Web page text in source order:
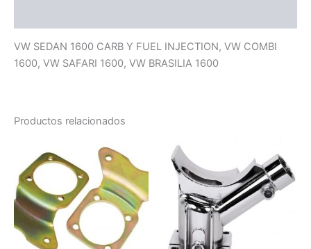
VW SEDAN 1600 CARB Y FUEL INJECTION, VW COMBI
1600, VW SAFARI 1600, VW BRASILIA 1600
Productos relacionados